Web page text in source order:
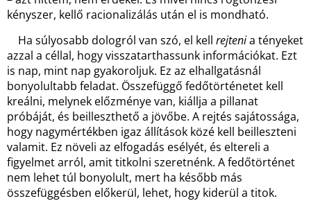
kényszer, kellő racionalizálás után el is mondható.
Ha súlyosabb dologról van szó, el kell rejtenia tényeket
azzal a céllal, hogy visszatarthassunk információkat. Ezt
is nap, mint nap gyakoroljuk. Ez az elhallgatásnál
bonyolultabb feladat. Összefüggő fedőtörténetet kell
kreálni, melynek előzménye van, kiállja a pillanat
próbáját, és beilleszthető a jövőbe. A rejtés sajátossága,
hogy nagymértékben igaz állítások közé kell beilleszteni
valamit. Ez növeli az elfogadás esélyét, és eltereli a
figyelmet arról, amit titkolni szeretnénk. A fedőtörténet
nem lehet túl bonyolult, mert ha később más
összefüggésben előkerül, lehet, hogy kiderül a titok.